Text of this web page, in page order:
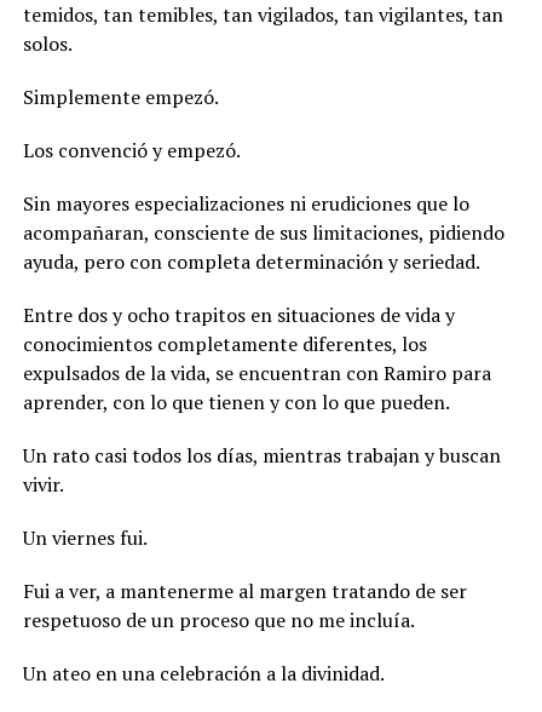
temidos, tan temibles, tan vigilados, tan vigilantes, tan
solos.
Simplemente empezó.
Los convenció y empezó.
Sin mayores especializaciones ni erudiciones que lo
acompañaran, consciente de sus limitaciones, pidiendo
ayuda, pero con completa determinación y seriedad.
Entre dos y ocho trapitos en situaciones de vida y
conocimientos completamente diferentes, los
expulsados de la vida, se encuentran con Ramiro para
aprender, con lo que tienen y con lo que pueden.
Un rato casi todos los días, mientras trabajan y buscan
vivir.
Un viernes fui.
Fui a ver, a mantenerme al margen tratando de ser
respetuoso de un proceso que no me incluía.
Un ateo en una celebración a la divinidad.